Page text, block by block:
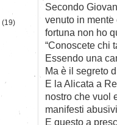
Secondo
venuto in mente
fortuna non ho
“Conoscete chi
Essendo una
Ma è il segreto
E la Alicata a
nostro che vuol
manifesti
E questo a
(19)